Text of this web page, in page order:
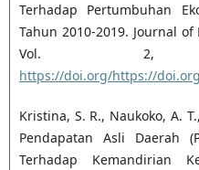
Terhadap Pertumbuhan
Tahun 2010-2019. Journal
Vol.
https://doi.org/https://
Kristina, S. R., Naukoko, A.
Pendapatan Asli Daerah
Terhadap Kemandirian